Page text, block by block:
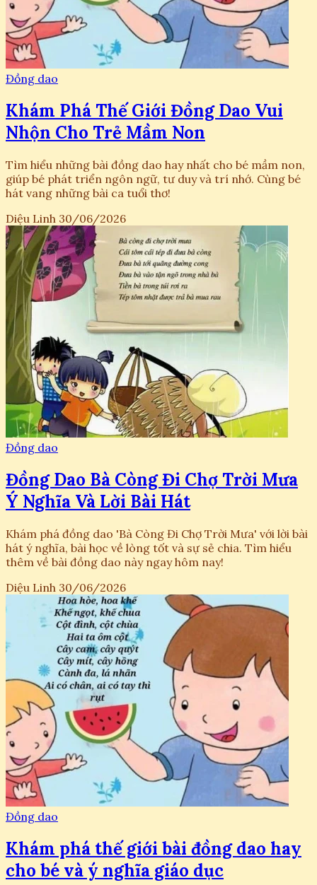
Đồng dao
Khám Phá Thế Giới Đồng Dao Vui
Nhộn Cho Trẻ Mầm Non
Tìm hiểu những bài đồng dao hay nhất cho bé mầm non,
giúp bé phát triển ngôn ngữ, tư duy và trí nhớ. Cùng bé
hát vang những bài ca tuổi thơ!
Diệu Linh 30/06/2026
Đồng dao
Đồng Dao Bà Còng Đi Chợ Trời Mưa
Ý Nghĩa Và Lời Bài Hát
Khám phá đồng dao 'Bà Còng Đi Chợ Trời Mưa' với lời bài
hát ý nghĩa, bài học về lòng tốt và sự sẻ chia. Tìm hiểu
thêm về bài đồng dao này ngay hôm nay!
Diệu Linh 30/06/2026
Đồng dao
Khám phá thế giới bài đồng dao hay
cho bé và ý nghĩa giáo dục